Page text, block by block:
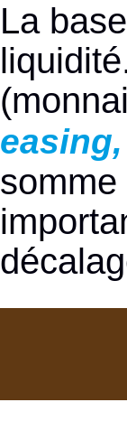
La
easing,